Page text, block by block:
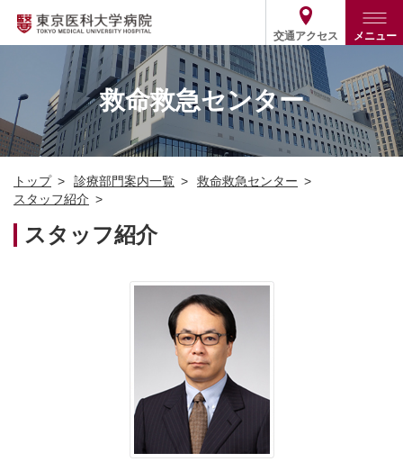
交通アクセス メニュー
トップ
外来・入院案内
外来
入院
患者支援・相談窓口
診療部門案内
診療部門案内一覧
医師・歯科医師等情報検索
病院案内
基本情報
役割・取り組み
医療関係の方
採用関連 ENGLISH
03-3342-6111
救命救急センター
トップ 診療部門案内一覧
救命救急センター
スタッフ紹介
スタッフ紹介